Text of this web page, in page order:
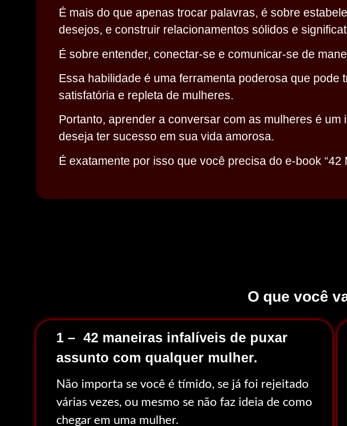
É mais do que apenas trocar palavras, é sobre
desejos, e construir relacionamentos sólidos e
É sobre entender, conectar-se e comunicar-se de
Essa habilidade é uma ferramenta poderosa que
satisfatória e repleta de mulheres.
Portanto, aprender a conversar com as mulheres é
deseja ter sucesso em sua vida amorosa.
É exatamente por isso que você precisa do e-book
O que você
1 – 42 maneiras infalíveis de puxar
assunto com qualquer mulher.
Não importa se você é tímido, se já foi rejeitado
várias vezes, ou mesmo se não faz ideia de como
chegar em uma mulher.